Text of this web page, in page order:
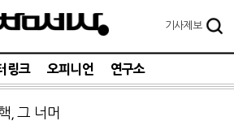
기사제보
링크 오피니언 연구소
, 그 너머